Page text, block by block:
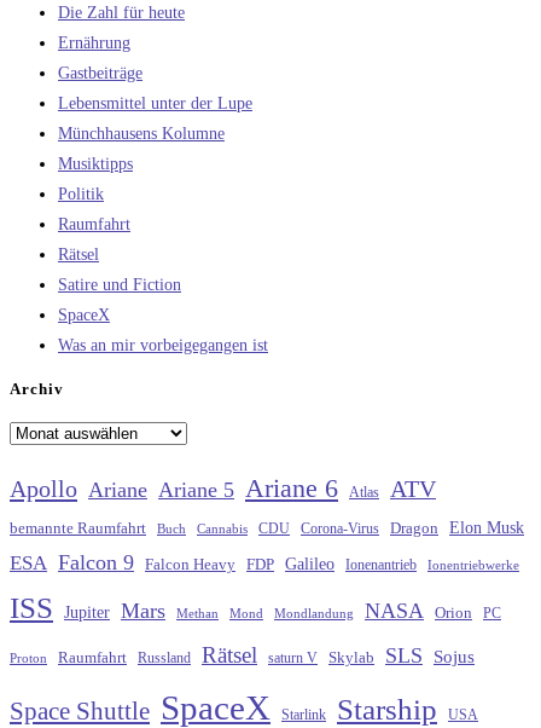
Die Zahl für heute
Ernährung
Gastbeiträge
Lebensmittel unter der Lupe
Münchhausens Kolumne
Musiktipps
Politik
Raumfahrt
Rätsel
Satire und Fiction
SpaceX
Was an mir vorbeigegangen ist
Archiv
Archiv
Apollo Ariane Ariane 5 Ariane 6 Atlas ATV
bemannte Raumfahrt Buch Cannabis CDU Corona-Virus Dragon Elon Musk
ESA Falcon 9 Falcon Heavy FDP Galileo Ionenantrieb Ionentriebwerke
ISS Jupiter Mars Methan Mond Mondlandung NASA Orion PC
Proton Raumfahrt Russland Rätsel saturn V Skylab SLS Sojus
Space Shuttle SpaceX Starlink Starship USA